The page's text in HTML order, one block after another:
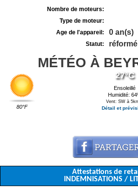
Nombre de moteurs:
Type de moteur:
Age de l'appareil:
0 an(s)
Statut: réformé
MÉTÉO À
80°F
27°C
Ensoleillé
Humidité:
Vent: SW à
Détail et
Attestations de
INDEMNISATIONS /